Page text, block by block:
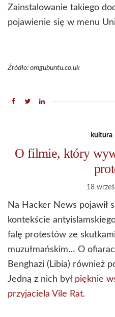
Zainstalowanie takiego
pojawienie się w menu
Źródło: omgubuntu.co.uk
kultura
O filmie, który
18
Na Hacker News pojawił
kontekście
falę protestów ze
muzułmańskim… O
Benghazi (Libia) również
Jedną z nich był pięknie
przyjaciela Vile Rat.